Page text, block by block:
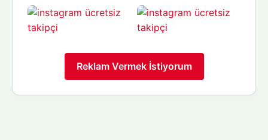
Reklam Vermek İstiyorum